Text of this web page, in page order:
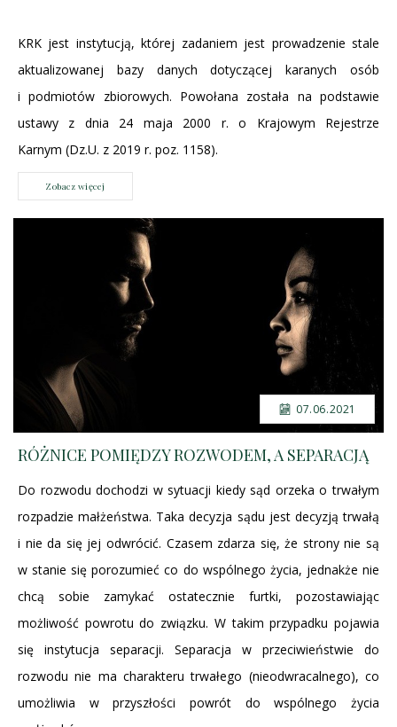
KRK jest instytucją, której zadaniem jest prowadzenie stale
aktualizowanej bazy danych dotyczącej karanych osób
i podmiotów zbiorowych. Powołana została na podstawie
ustawy z dnia 24 maja 2000 r. o Krajowym Rejestrze
Karnym (Dz.U. z 2019 r. poz. 1158).
Zobacz więcej
07.06.2021
RÓŻNICE POMIĘDZY ROZWODEM, A SEPARACJĄ
Do rozwodu dochodzi w sytuacji kiedy sąd orzeka o trwałym
rozpadzie małżeństwa. Taka decyzja sądu jest decyzją trwałą
i nie da się jej odwrócić. Czasem zdarza się, że strony nie są
w stanie się porozumieć co do wspólnego życia, jednakże nie
chcą sobie zamykać ostatecznie furtki, pozostawiając
możliwość powrotu do związku. W takim przypadku pojawia
się instytucja separacji. Separacja w przeciwieństwie do
rozwodu nie ma charakteru trwałego (nieodwracalnego), co
umożliwia w przyszłości powrót do wspólnego życia